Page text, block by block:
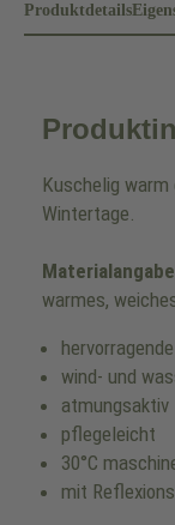
Produktdetails
Kuschelig
Wintertage.
warmes,
wind- und
atmungsaktiv
pflegeleicht
30°C
mit